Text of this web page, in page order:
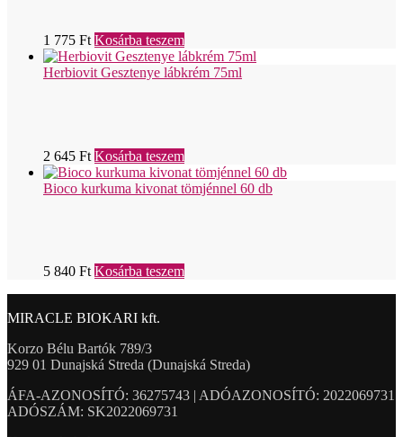
1 775 Ft Kosárba teszem
Herbiovit Gesztenye lábkrém 75ml
2 645 Ft Kosárba teszem
Bioco kurkuma kivonat tömjénnel 60 db
5 840 Ft Kosárba teszem
MIRACLE BIOKARI kft.
Korzo Bélu Bartók 789/3
929 01 Dunajská Streda (Dunajská Streda)
ÁFA-AZONOSÍTÓ: 36275743 | ADÓAZONOSÍTÓ: 2022069731
ADÓSZÁM: SK2022069731